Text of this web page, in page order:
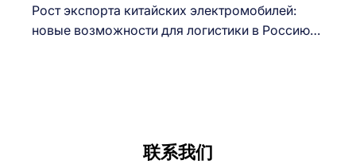
Рост экспорта китайских электромобилей:
новые возможности для логистики в Россию…
联系我们